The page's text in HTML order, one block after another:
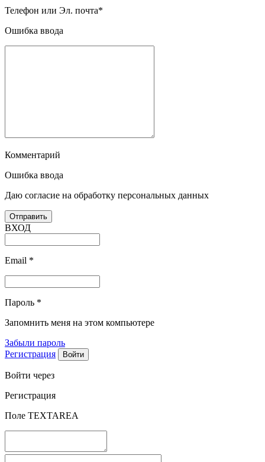
Телефон или Эл. почта*
Ошибка ввода
Комментарий
Ошибка ввода
Даю согласие на обработку персональных данных
ВХОД
Email *
Пароль *
Запомнить меня на этом компьютере
Забыли пароль
Регистрация
Войти через
Регистрация
Поле TEXTAREA